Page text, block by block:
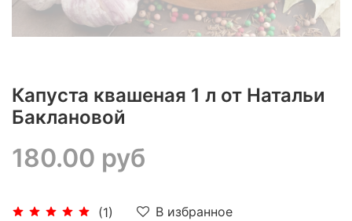
Капуста квашеная 1 л от Натальи
Баклановой
(1) В избранное
180.00 руб